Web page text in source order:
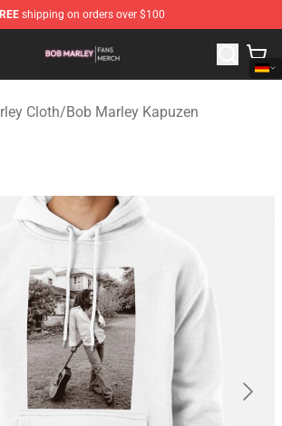
shipping on orders over $100
- Official Bob Marley Merchandise
Cloth/Bob Marley Kapuzen